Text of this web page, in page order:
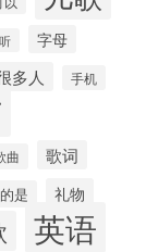
字母
多人 手机
曲 歌词
的是 礼物
英语